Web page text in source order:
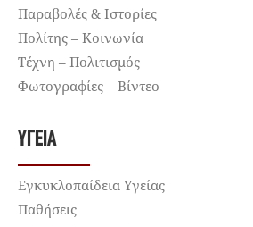
Παραβολές & Ιστορίες
Πολίτης – Κοινωνία
Τέχνη – Πολιτισμός
Φωτογραφίες – Βίντεο
ΥΓΕΊΑ
Εγκυκλοπαίδεια Υγείας
Παθήσεις